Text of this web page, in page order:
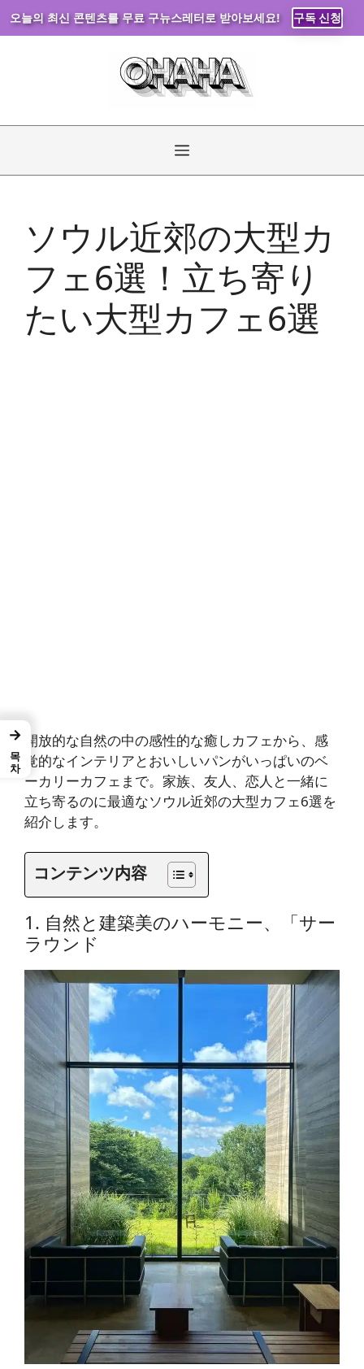
오늘의 최신 콘텐츠를 무료 구뉴스레터로 받아보세요! 구독 신청
ツ
メ
ュ
ー
ソウル近郊の大型カ
フェ6選！立ち寄り
たい大型カフェ6選
開放的な自然の中の感性的な癒しカフェから、感
覚的なインテリアとおいしいパンがいっぱいのベ
ーカリーカフェまで。家族、友人、恋人と一緒に
立ち寄るのに最適なソウル近郊の大型カフェ6選を
紹介します。
コンテンツ内容
1. 自然と建築美のハーモニー、「サー
ラウンド
→
목차